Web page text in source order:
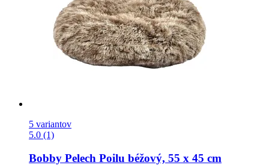
5 variantov
5.0 (1)
Bobby Pelech Poilu béžový, 55 x 45 cm